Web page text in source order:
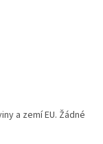
a zemí EU. Žádné